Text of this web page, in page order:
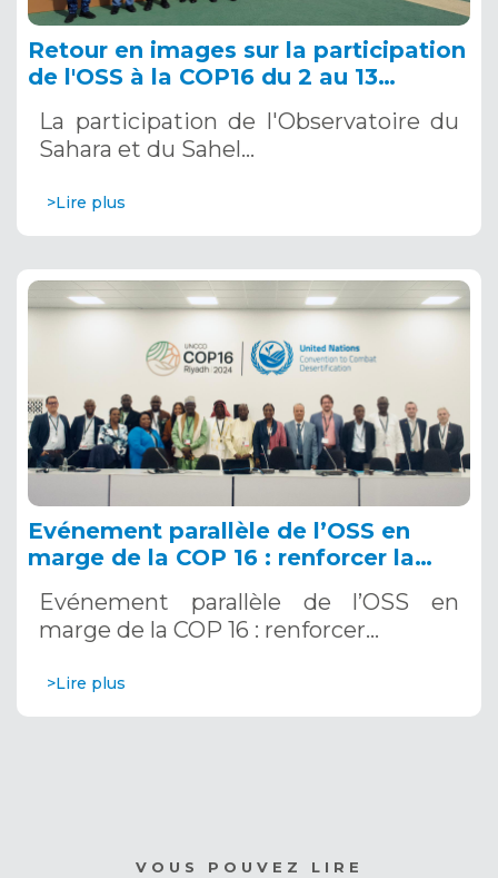
Retour en images sur la participation
de l'OSS à la COP16 du 2 au 13
Saoudite
La participation de l'Observatoire du
Sahara et du Sahel…
>Lire plus
Evénement parallèle de l’OSS en
marge de la COP 16 : renforcer la
Systèmes d’Alerte Précoce
Multirisques. 12 décembre 2024
Evénement parallèle de l’OSS en
marge de la COP 16 : renforcer…
>Lire plus
VOUS POUVEZ LIRE